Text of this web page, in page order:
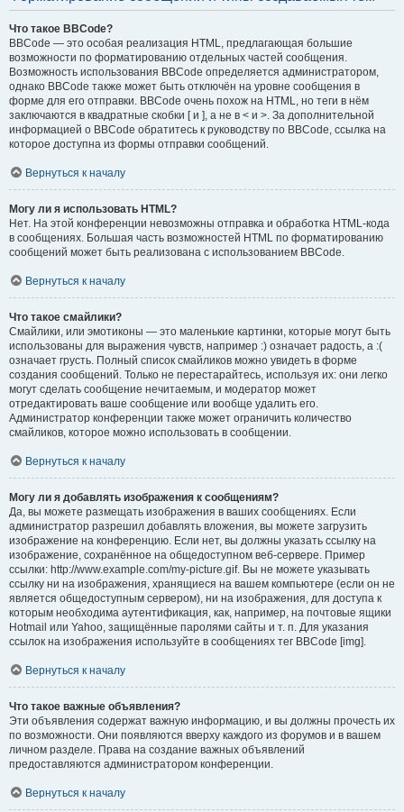
Что такое BBCode?
BBCode — это особая реализация HTML, предлагающая большие
возможности по форматированию отдельных частей сообщения.
Возможность использования BBCode определяется администратором,
однако BBCode также может быть отключён на уровне сообщения в
форме для его отправки. BBCode очень похож на HTML, но теги в нём
заключаются в квадратные скобки [ и ], а не в < и >. За дополнительной
информацией о BBCode обратитесь к руководству по BBCode, ссылка на
которое доступна из формы отправки сообщений.
Вернуться к началу
Могу ли я использовать HTML?
Нет. На этой конференции невозможны отправка и обработка HTML-кода
в сообщениях. Большая часть возможностей HTML по форматированию
сообщений может быть реализована с использованием BBCode.
Вернуться к началу
Что такое смайлики?
Смайлики, или эмотиконы — это маленькие картинки, которые могут быть
использованы для выражения чувств, например :) означает радость, а :(
означает грусть. Полный список смайликов можно увидеть в форме
создания сообщений. Только не перестарайтесь, используя их: они легко
могут сделать сообщение нечитаемым, и модератор может
отредактировать ваше сообщение или вообще удалить его.
Администратор конференции также может ограничить количество
смайликов, которое можно использовать в сообщении.
Вернуться к началу
Могу ли я добавлять изображения к сообщениям?
Да, вы можете размещать изображения в ваших сообщениях. Если
администратор разрешил добавлять вложения, вы можете загрузить
изображение на конференцию. Если нет, вы должны указать ссылку на
изображение, сохранённое на общедоступном веб-сервере. Пример
ссылки: http://www.example.com/my-picture.gif. Вы не можете указывать
ссылку ни на изображения, хранящиеся на вашем компьютере (если он не
является общедоступным сервером), ни на изображения, для доступа к
которым необходима аутентификация, как, например, на почтовые ящики
Hotmail или Yahoo, защищённые паролями сайты и т. п. Для указания
ссылок на изображения используйте в сообщениях тег BBCode [img].
Вернуться к началу
Что такое важные объявления?
Эти объявления содержат важную информацию, и вы должны прочесть их
по возможности. Они появляются вверху каждого из форумов и в вашем
личном разделе. Права на создание важных объявлений
предоставляются администратором конференции.
Вернуться к началу